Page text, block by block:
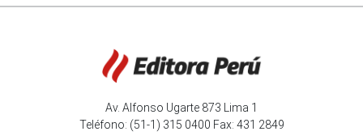
Av. Alfonso Ugarte 873 Lima 1
Teléfono: (51-1) 315 0400 Fax: 431 2849